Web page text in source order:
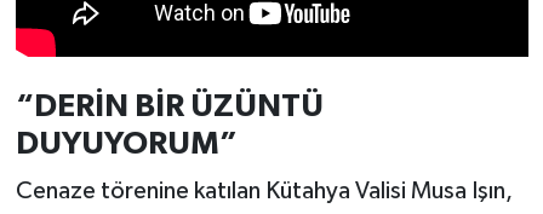
“DERİN BİR ÜZÜNTÜ
DUYUYORUM”
Cenaze törenine katılan Kütahya Valisi Musa Işın,
Yemek Tarifleri